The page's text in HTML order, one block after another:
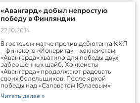
«Авангард» добыл непростую
победу в Финляндии
22.10.2014
В гостевом матче против дебютанта КХЛ
– финского «Йокерита» – хоккеистам
«Авангарда» хватило для победы двух
заброшенных шайб. Хоккеисты
«Авангарда» продолжают радовать
своих болельщиков. После яркой
победы над «Салаватом Юлаевым»
Читать далее »